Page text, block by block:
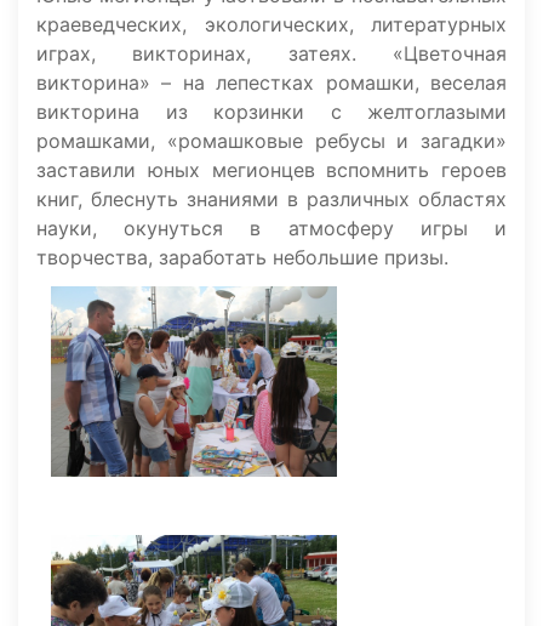
краеведческих, экологических, литературных
играх, викторинах, затеях. «Цветочная
викторина» – на лепестках ромашки, веселая
викторина из корзинки с желтоглазыми
ромашками, «ромашковые ребусы и загадки»
заставили юных мегионцев вспомнить героев
книг, блеснуть знаниями в различных областях
науки, окунуться в атмосферу игры и
творчества, заработать небольшие призы.